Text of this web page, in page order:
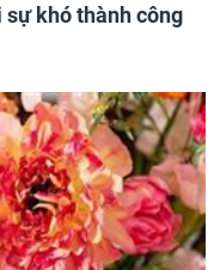
khó thành công